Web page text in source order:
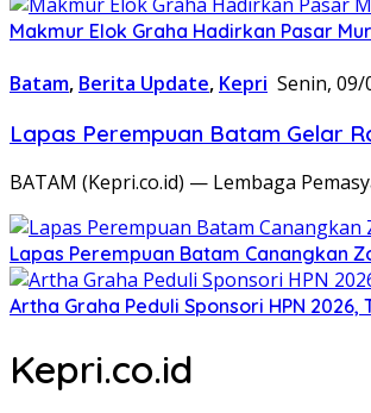
Makmur Elok Graha Hadirkan Pasar
Batam, Berita Update, Kepri Senin, 09/
Lapas Perempuan Batam Gelar
BATAM (Kepri.co.id) — Lembaga
Lapas Perempuan Batam Canangkan
Artha Graha Peduli Sponsori HPN
Kepri.co.id